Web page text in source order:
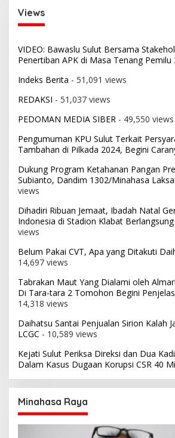
Views
VIDEO: Bawaslu Sulut Bersama
Penertiban APK di Masa Tenang Pemilu
Indeks Berita - 51,091 views
REDAKSI - 51,037 views
PEDOMAN MEDIA SIBER - 49,550 views
Pengumuman KPU Sulut Terkait
Tambahan di Pilkada 2024, Begini
Dukung Program Ketahanan Pangan
Subianto, Dandim 1302/Minahasa
views
Dihadiri Ribuan Jemaat, Ibadah Natal
Indonesia di Stadion Klabat
views
Belum Pakai CVT, Apa yang Ditakuti
14,697 views
Tabrakan Maut Yang Dialami oleh
Di Tara-tara 2 Tomohon Begini
14,318 views
Daihatsu Santai Penjualan Sirion Kalah
LCGC - 10,589 views
Kejati Sulut Periksa Direksi dan Dua
Dalam Kasus Dugaan Korupsi CSR 40
Minahasa Raya